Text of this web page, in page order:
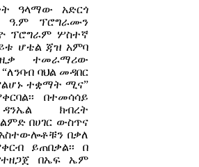
ዓላማው አድርጎ
ዓ.ም ፕሮግራሙን
ፕሮግራም ሦስተኛ
ሆቴል ጃዝ አምባ
ተመራማሪው
ባህል መዳበር
ተቋማት ሚና”
በተመሳሳይ
ክብረት
በሀገር ውስጥና
በቃለ
ይጠበቃል፡፡ በ
በኤፍ ኤም